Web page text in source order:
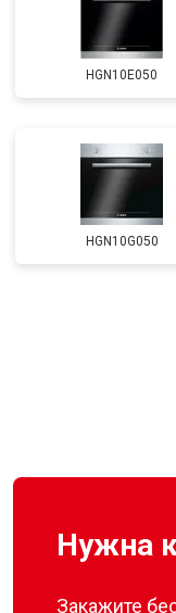
HGN10E050
HGN10G050
Нужна
Закажите